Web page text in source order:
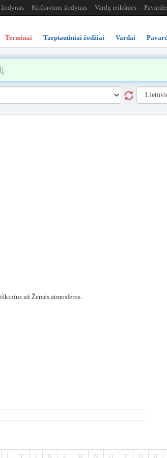
Kirčiavimo žodynas Vardų reikšmės
Terminai Tarptautiniai žodžiai Vardai
už Žemės atmosferos.
Y K M N O P Q R